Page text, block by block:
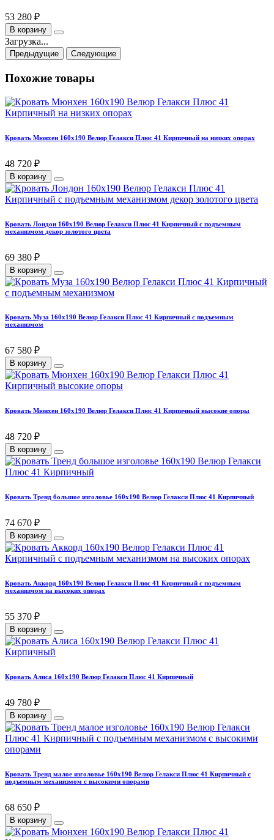
53 280 ₽
В корзину
Загрузка...
Предыдущие Следующие
Похожие товары
Кровать Мюнхен 160х190 Велюр Гелакси Плюс 41 Кирпичный на низких опорах
48 720 ₽
В корзину
Кровать Лондон 160х190 Велюр Гелакси Плюс 41 Кирпичный с подъемным
механизмом декор золотого цвета
69 380 ₽
В корзину
Кровать Муза 160х190 Велюр Гелакси Плюс 41 Кирпичный с подъемным
механизмом
67 580 ₽
В корзину
Кровать Мюнхен 160х190 Велюр Гелакси Плюс 41 Кирпичный высокие опоры
48 720 ₽
В корзину
Кровать Тренд большое изголовье 160х190 Велюр Гелакси Плюс 41 Кирпичный
74 670 ₽
В корзину
Кровать Аккорд 160х190 Велюр Гелакси Плюс 41 Кирпичный с подъемным
механизмом на высоких опорах
55 370 ₽
В корзину
Кровать Алиса 160х190 Велюр Гелакси Плюс 41 Кирпичный
49 780 ₽
В корзину
Кровать Тренд малое изголовье 160х190 Велюр Гелакси Плюс 41 Кирпичный с
подъемным механизмом с высокими опорами
68 650 ₽
В корзину